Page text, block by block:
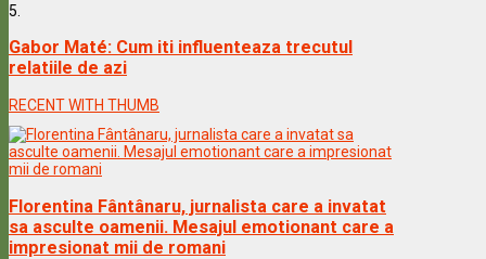
5.
Gabor Maté: Cum iti influenteaza trecutul
relatiile de azi
RECENT WITH THUMB
Florentina Fântânaru, jurnalista care a invatat
sa asculte oamenii. Mesajul emotionant care a
impresionat mii de romani